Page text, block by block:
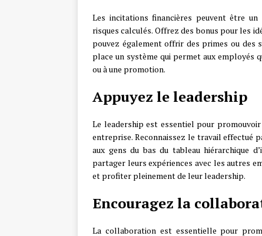
Les incitations financières peuvent être
risques calculés. Offrez des bonus pour les
pouvez également offrir des primes ou des
place un système qui permet aux employés
ou à une promotion.
Appuyez le leadership
Le leadership est essentiel pour
entreprise. Reconnaissez le travail effectué
aux gens du bas du tableau hiérarchique
partager leurs expériences avec les autres
et profiter pleinement de leur leadership.
Encouragez la
La collaboration est essentielle pour